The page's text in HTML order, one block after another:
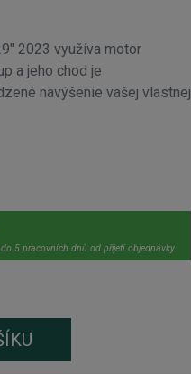
2023 využíva motor
a jeho chod je
navýšenie vašej vlastnej
5 pracovních dnů od přijetí objednávky.